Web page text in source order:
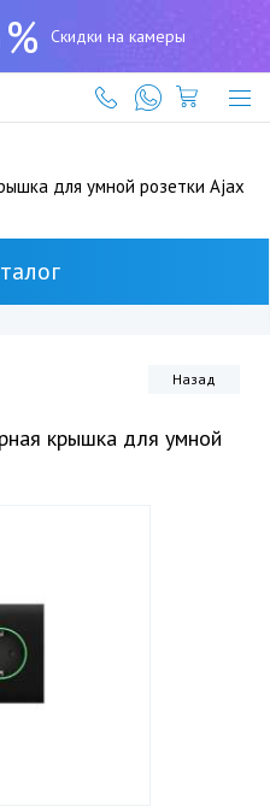
Скидки на камеры
(727)
317-
61-
61
для умной розетки Ajax
Назад
крышка для умной